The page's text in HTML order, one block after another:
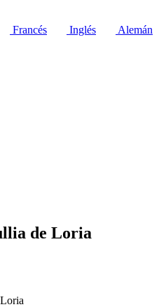
Francés Inglés
Alemán
de Loria